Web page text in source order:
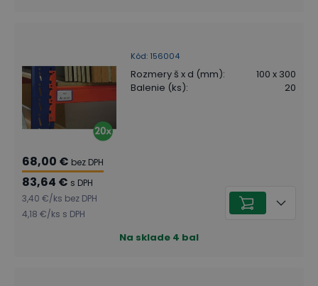
Kód: 156004
Rozmery š x d (mm):
100 x 300
Balenie (ks): 20
68,00 € bez DPH
83,64 € s DPH
3,40 €/ks bez DPH
4,18 €/ks s DPH
Na sklade 4 bal